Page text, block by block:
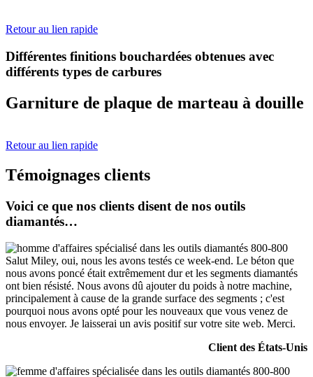
Retour au lien rapide
Différentes finitions bouchardées obtenues avec
différents types de carbures
Garniture de plaque de marteau à douille
Retour au lien rapide
Témoignages clients
Voici ce que nos clients disent de nos outils
diamantés…
Salut Miley, oui, nous les avons testés ce week-end. Le béton que
nous avons poncé était extrêmement dur et les segments diamantés
ont bien résisté. Nous avons dû ajouter du poids à notre machine,
principalement à cause de la grande surface des segments ; c'est
pourquoi nous avons opté pour les nouveaux que vous venez de
nous envoyer. Je laisserai un avis positif sur votre site web. Merci.
Client des États-Unis